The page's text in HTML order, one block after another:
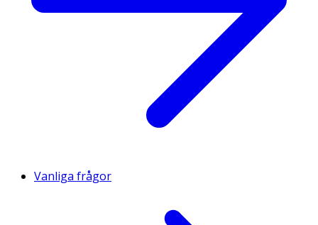
Vanliga frågor